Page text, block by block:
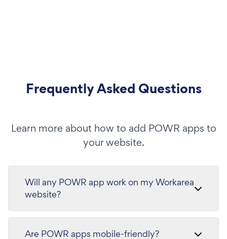
Frequently Asked Questions
Learn more about how to add POWR apps to
your website.
Will any POWR app work on my Workarea
website?
Are POWR apps mobile-friendly?